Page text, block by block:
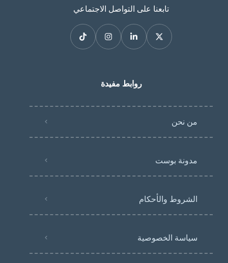
تابعنا على التواصل الاجتماعي
روابط مفيدة
من نحن
مدونة بوست
الشروط والأحكام
سياسة الخصوصية